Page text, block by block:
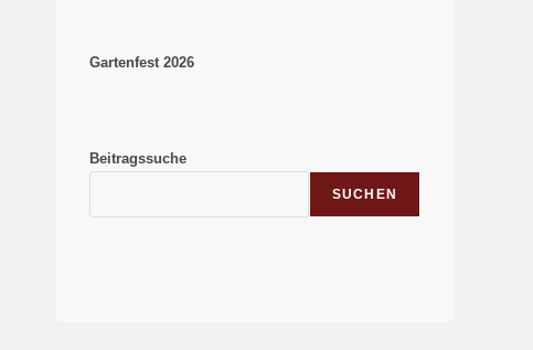
Gartenfest 2026
Beitragssuche
SUCHEN